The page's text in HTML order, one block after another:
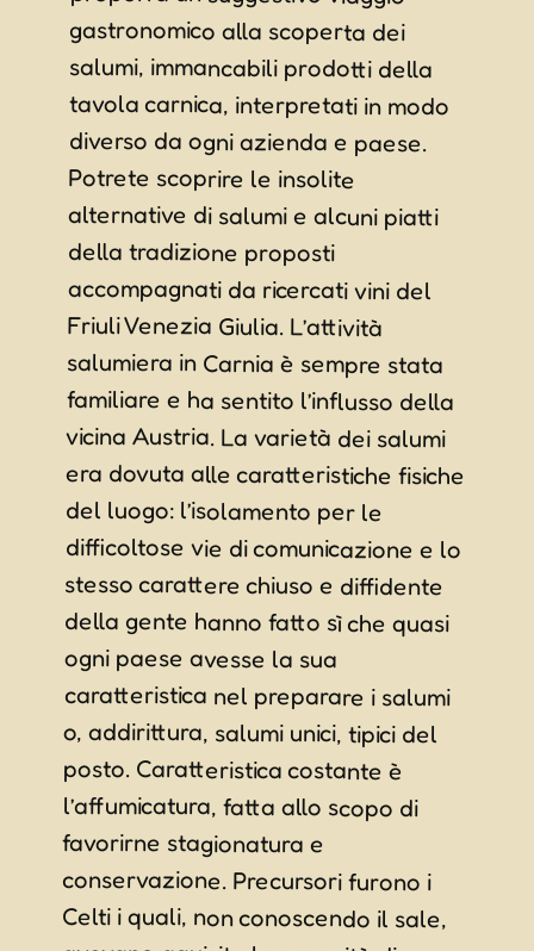
della tradizione proposti
ogni paese avesse la sua
favorirne stagionatura e